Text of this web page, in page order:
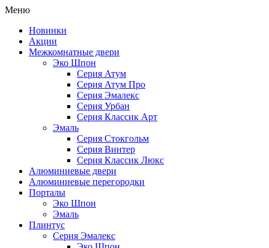
Меню
Новинки
Акции
Межкомнатные двери
Эко Шпон
Серия Атум
Серия Атум Про
Серия Эмалекс
Серия Урбан
Серия Классик Арт
Эмаль
Серия Стокгольм
Серия Винтер
Серия Классик Люкс
Алюминиевые двери
Алюминиевые перегородки
Порталы
Эко Шпон
Эмаль
Плинтус
Серия Эмалекс